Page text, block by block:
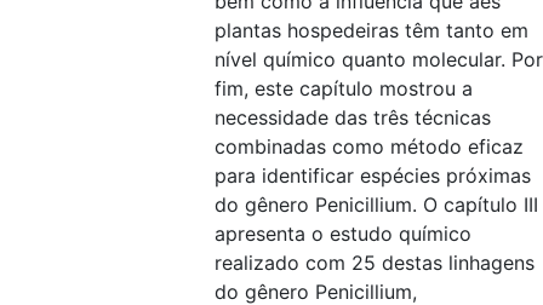
plantas hospedeiras têm tanto em
nível químico quanto molecular. Por
fim, este capítulo mostrou a
necessidade das três técnicas
combinadas como método eficaz
para identificar espécies próximas
do gênero Penicillium. O capítulo III
apresenta o estudo químico
realizado com 25 destas linhagens
do gênero Penicillium,